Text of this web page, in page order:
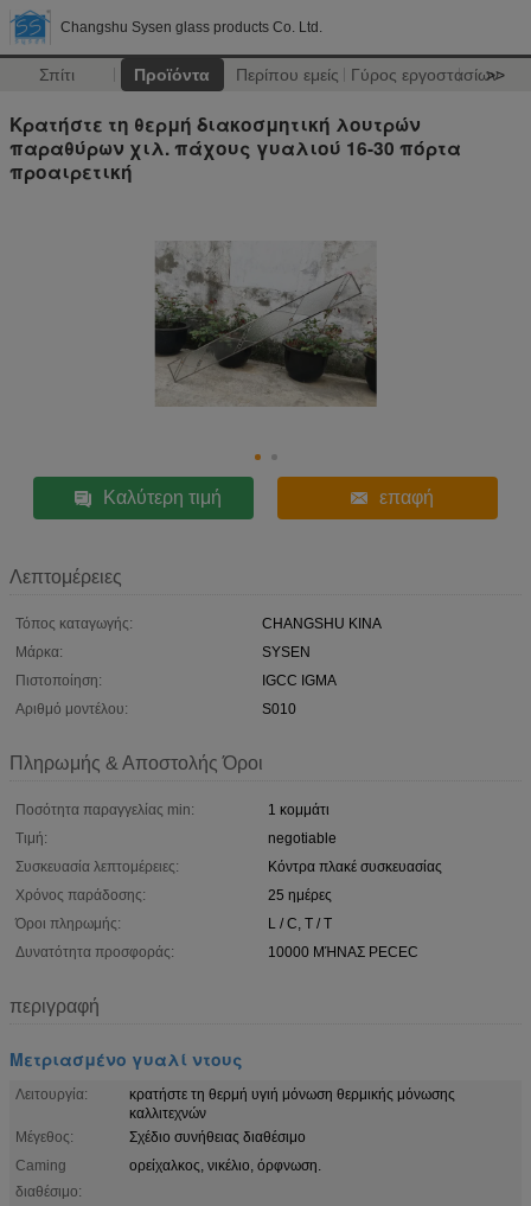
Changshu Sysen glass products Co. Ltd.
Σπίτι Προϊόντα Περίπου εμείς Γύρος εργοστασίων
>>
Κρατήστε τη θερμή διακοσμητική λουτρών
παραθύρων χιλ. πάχους γυαλιού 16-30 πόρτα
προαιρετική
Καλύτερη τιμή επαφή
Λεπτομέρειες
Τόπος καταγωγής:
CHANGSHU ΚΙΝΑ
Μάρκα:
SYSEN
Πιστοποίηση:
IGCC IGMA
Αριθμό μοντέλου:
S010
Πληρωμής & Αποστολής Όροι
Ποσότητα παραγγελίας min:
1 κομμάτι
Τιμή:
negotiable
Συσκευασία λεπτομέρειες:
Κόντρα πλακέ συσκευασίας
Χρόνος παράδοσης:
25 ημέρες
Όροι πληρωμής:
L / C, T / T
Δυνατότητα προσφοράς:
10000 ΜΉΝΑΣ PECEC
περιγραφή
Μετριασμένο γυαλί ντους
Λειτουργία:
κρατήστε τη θερμή υγιή μόνωση θερμικής μόνωσης
καλλιτεχνών
Μέγεθος:
Σχέδιο συνήθειας διαθέσιμο
Caming
διαθέσιμο:
ορείχαλκος, νικέλιο, όρφνωση.